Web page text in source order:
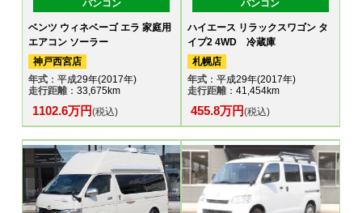
バンコン
ベンツ ウィネベーゴ エラ 家庭用
エアコン ソーラー
神戸西宮店
年式 ：平成29年(2017年)
走行距離：33,675km
1102.6万円(税込)
バンコン
ハイエース リラックスワゴン タ
イプ2 4WD 冷蔵庫
札幌店
年式：平成29年(2017年)
走行距離：41,454km
455.8万円(税込)